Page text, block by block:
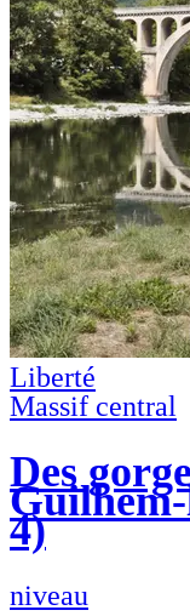
Liberté
Massif central
Des
4)
niveau